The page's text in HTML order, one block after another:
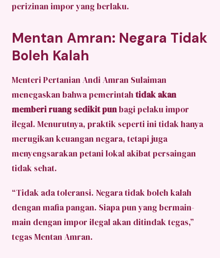
perizinan impor yang berlaku.
Mentan Amran: Negara Tidak
Boleh Kalah
Menteri Pertanian Andi Amran Sulaiman
menegaskan bahwa pemerintah tidak akan
memberi ruang sedikit punbagi pelaku impor
ilegal. Menurutnya, praktik seperti ini tidak hanya
merugikan keuangan negara, tetapi juga
menyengsarakan petani lokal akibat persaingan
tidak sehat.
“Tidak ada toleransi. Negara tidak boleh kalah
dengan mafia pangan. Siapa pun yang bermain-
main dengan impor ilegal akan ditindak tegas,”
tegas Mentan Amran.